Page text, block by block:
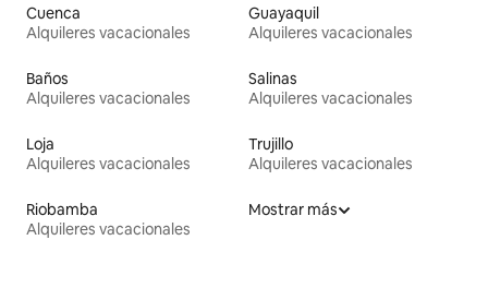
Cuenca
Alquileres vacacionales
Guayaquil
Alquileres vacacionales
Baños
Alquileres vacacionales
Salinas
Alquileres vacacionales
Loja
Alquileres vacacionales
Trujillo
Alquileres vacacionales
Riobamba
Alquileres vacacionales
Mostrar más